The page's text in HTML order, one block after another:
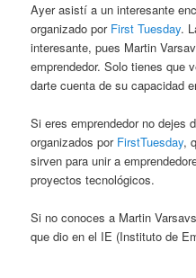
Ayer asistí a un interesante
organizado por First Tuesday.
interesante, pues Martin
emprendedor. Solo tienes que
darte cuenta de su capacidad
Si eres emprendedor no dejes
organizados por FirstTuesday,
sirven para unir a
proyectos tecnológicos.
Si no conoces a Martin
que dio en el IE (Instituto de